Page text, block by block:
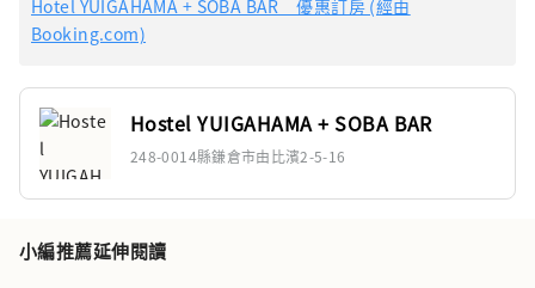
Hotel YUIGAHAMA + SOBA BAR 優惠訂房 (經由
Booking.com)
Hostel YUIGAHAMA + SOBA BAR
248-0014縣鎌倉市由比濱2-5-16
小編推薦延伸閱讀